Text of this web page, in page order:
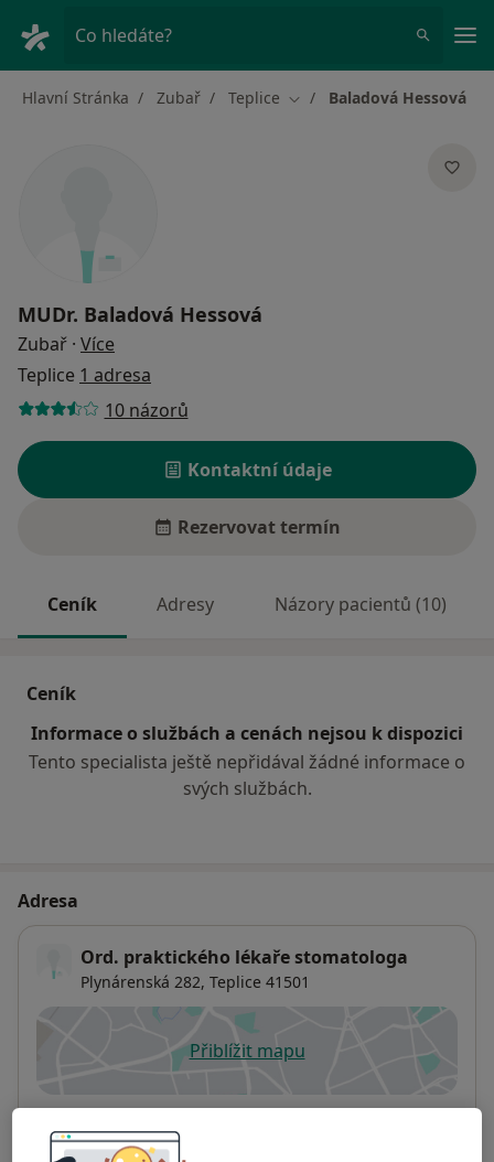
Co hledáte?
Hlavní Stránka Zubař Teplice Změna města
Baladová Hessová
MUDr. Baladová Hessová
Zubař · Více
Teplice 1 adresa
10 názorů
Kontaktní údaje
Rezervovat termín
Ceník Adresy Názory pacientů (10)
Ceník
Informace o službách a cenách nejsou k dispozici
Tento specialista ještě nepřidával žádné informace o
svých službách.
Adresa
Ord. praktického lékaře stomatologa
Plynárenská 282, Teplice 41501
Přiblížit mapuse otevře v nové záložce
Dostupnost
Co mám v takové situaci udělat?